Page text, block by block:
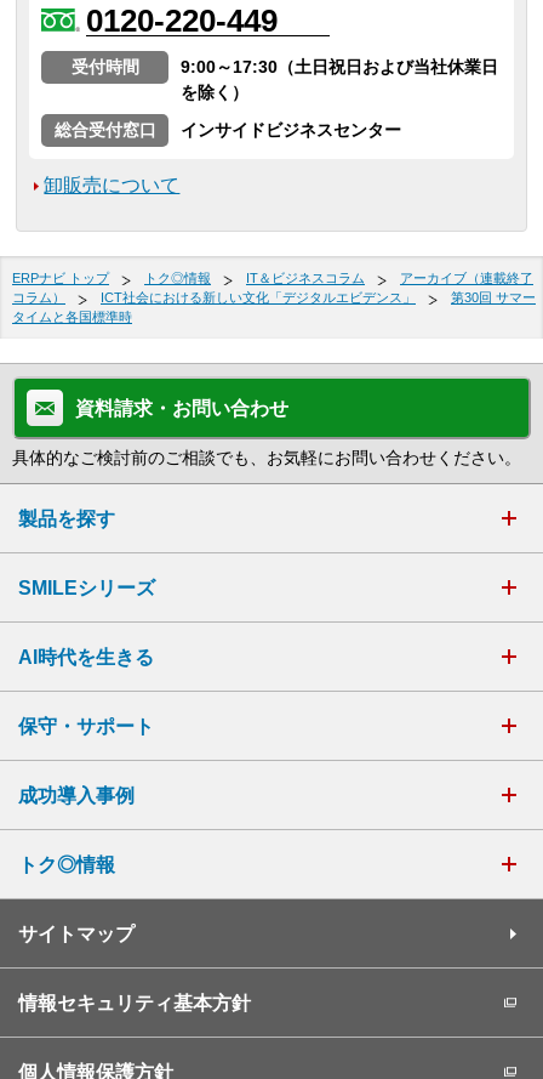
0120-220-449
受付時間
9:00～17:30（土日祝日および当社休業日
を除く）
総合受付窓口
インサイドビジネスセンター
卸販売について
ERPナビ トップ トク◎情報 IT＆ビジネスコラム
アーカイブ（連載終了
コラム）
ICT社会における新しい文化「デジタルエビデンス」
第30回 サマー
タイムと各国標準時
資料請求・お問い合わせ
具体的なご検討前のご相談でも、お気軽にお問い合わせください。
製品を探す
SMILEシリーズ
AI時代を生きる
保守・サポート
成功導入事例
トク◎情報
サイトマップ
情報セキュリティ基本方針
個人情報保護方針